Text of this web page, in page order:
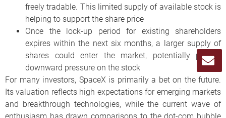
freely tradable. This limited supply of available stock is
helping to support the share price
Once the lock-up period for existing shareholders
expires within the next six months, a larger supply of
shares could enter the market, potentially putting
downward pressure on the stock
For many investors, SpaceX is primarily a bet on the future.
Its valuation reflects high expectations for emerging markets
and breakthrough technologies, while the current wave of